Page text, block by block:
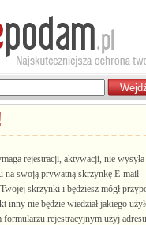
rejestracji, aktywacji, nie
na swoją prywatną skrzynkę E-mail
skrzynki i będziesz mógł
inny nie będzie wiedział jakiego
rejestracyjnym użyj